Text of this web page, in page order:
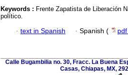
Keywords : Frente Zapatista de Liberación
político.
· text in Spanish · Spanish ( pdf
Calle Bugambilia no. 30, Fracc. La Buena
Casas, Chiapas, MX,